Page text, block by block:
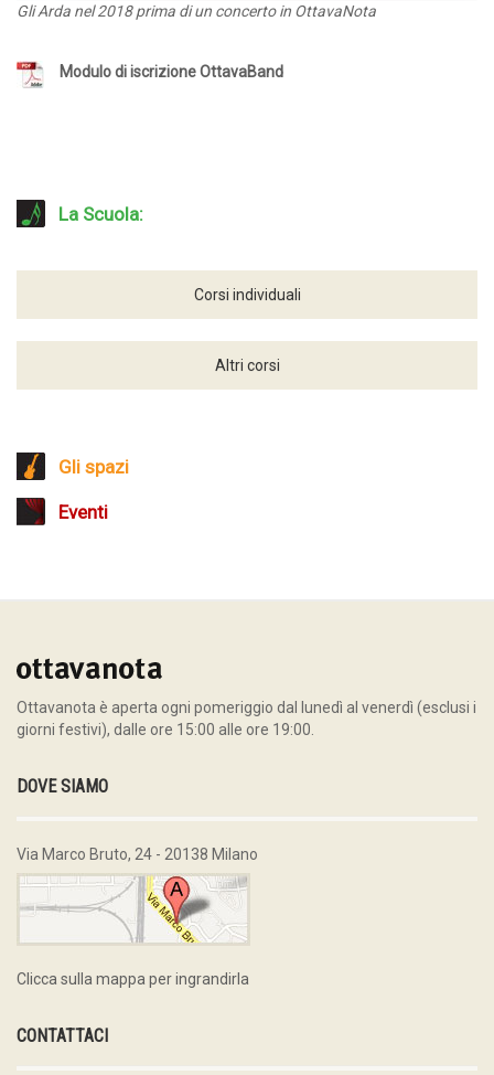
Gli Arda nel 2018 prima di un concerto in OttavaNota
Modulo di iscrizione OttavaBand
La Scuola:
Corsi individuali
Altri corsi
Gli spazi
Eventi
Ottavanota è aperta ogni pomeriggio dal lunedì al venerdì (esclusi i
giorni festivi), dalle ore 15:00 alle ore 19:00.
DOVE SIAMO
Via Marco Bruto, 24 - 20138 Milano
Clicca sulla mappa per ingrandirla
CONTATTACI